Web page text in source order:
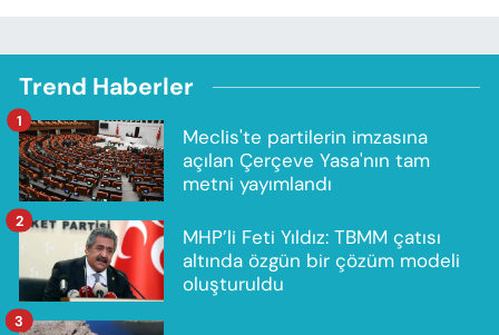
Trend Haberler
Meclis'te partilerin imzasına
açılan Çerçeve Yasa'nın tam
metni yayımlandı
1
MHP’li Feti Yıldız: TBMM çatısı
altında özgün bir çözüm modeli
oluşturuldu
2
3